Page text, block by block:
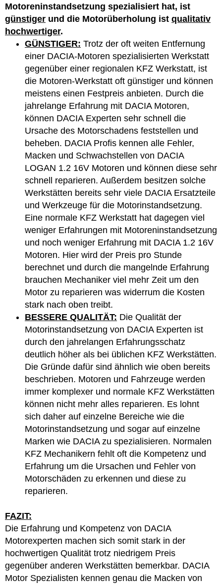
Motoreninstandsetzung spezialisiert hat, ist
günstiger und die Motorüberholung ist qualitativ
hochwertiger.
GÜNSTIGER: Trotz der oft weiten Entfernung
einer DACIA-Motoren spezialisierten Werkstatt
gegenüber einer regionalen KFZ Werkstatt, ist
die Motoren-Werkstatt oft günstiger und können
meistens einen Festpreis anbieten. Durch die
jahrelange Erfahrung mit DACIA Motoren,
können DACIA Experten sehr schnell die
Ursache des Motorschadens feststellen und
beheben. DACIA Profis kennen alle Fehler,
Macken und Schwachstellen von DACIA
LOGAN 1.2 16V Motoren und können diese sehr
schnell reparieren. Außerdem besitzen solche
Werkstätten bereits sehr viele DACIA Ersatzteile
und Werkzeuge für die Motorinstandsetzung.
Eine normale KFZ Werkstatt hat dagegen viel
weniger Erfahrungen mit Motoreninstandsetzung
und noch weniger Erfahrung mit DACIA 1.2 16V
Motoren. Hier wird der Preis pro Stunde
berechnet und durch die mangelnde Erfahrung
brauchen Mechaniker viel mehr Zeit um den
Motor zu reparieren was widerrum die Kosten
stark nach oben treibt.
BESSERE QUALITÄT: Die Qualität der
Motorinstandsetzung von DACIA Experten ist
durch den jahrelangen Erfahrungsschatz
deutlich höher als bei üblichen KFZ Werkstätten.
Die Gründe dafür sind ähnlich wie oben bereits
beschrieben. Motoren und Fahrzeuge werden
immer komplexer und normale KFZ Werkstätten
können nicht mehr alles reparieren. Es lohnt
sich daher auf einzelne Bereiche wie die
Motorinstandsetzung und sogar auf einzelne
Marken wie DACIA zu spezialisieren. Normalen
KFZ Mechanikern fehlt oft die Kompetenz und
Erfahrung um die Ursachen und Fehler von
Motorschäden zu erkennen und diese zu
reparieren.
FAZIT:
Die Erfahrung und Kompetenz von DACIA
Motorexperten machen sich somit stark in der
hochwertigen Qualität trotz niedrigem Preis
gegenüber anderen Werkstätten bemerkbar. DACIA
Motor Spezialisten kennen genau die Macken von